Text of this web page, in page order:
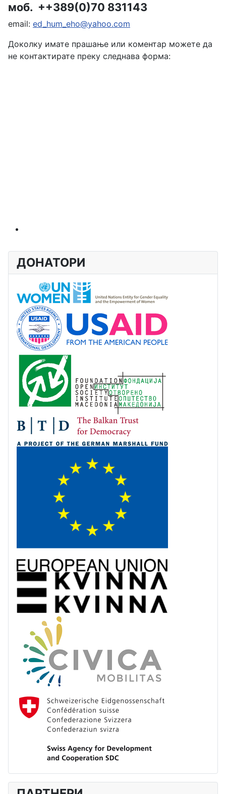
моб. ++389(0)70 831143
email: ed_hum_eho@yahoo.com
Доколку имате прашање или коментар можете да
не контактирате преку следнава форма:
ДОНАТОРИ